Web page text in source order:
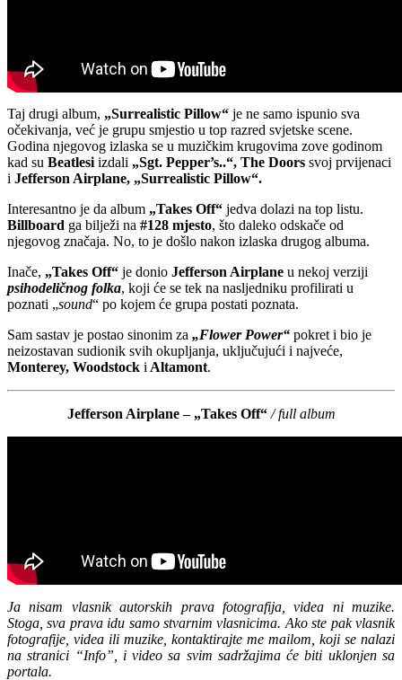
Taj drugi album, „Surrealistic Pillow“ je ne samo ispunio sva
očekivanja, već je grupu smjestio u top razred svjetske scene.
Godina njegovog izlaska se u muzičkim krugovima zove godinom
kad su Beatlesi izdali „Sgt. Pepper’s..“, The Doors svoj prvijenaci
i Jefferson Airplane, „Surrealistic Pillow“.
Interesantno je da album „Takes Off“ jedva dolazi na top listu.
Billboard ga bilježi na #128 mjesto, što daleko odskače od
njegovog značaja. No, to je došlo nakon izlaska drugog albuma.
Inače, „Takes Off“ je donio Jefferson Airplane u nekoj verziji
psihodeličnog folka, koji će se tek na nasljedniku profilirati u
poznati „sound“ po kojem će grupa postati poznata.
Sam sastav je postao sinonim za „Flower Power“ pokret i bio je
neizostavan sudionik svih okupljanja, uključujući i najveće,
Monterey, Woodstock i Altamont.
Jefferson Airplane – „Takes Off“ / full album
Ja nisam vlasnik autorskih prava fotografija, videa ni muzike.
Stoga, sva prava idu samo stvarnim vlasnicima. Ako ste pak vlasnik
fotografije, videa ili muzike, kontaktirajte me mailom, koji se nalazi
na stranici “Info”, i video sa svim sadržajima će biti uklonjen sa
portala.